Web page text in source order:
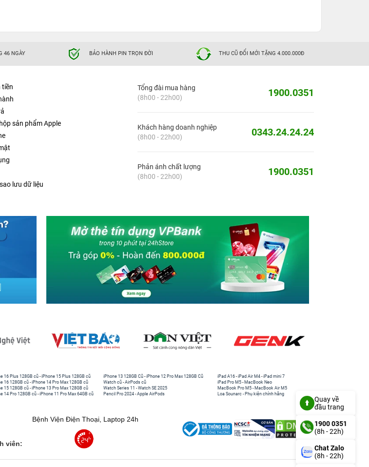
46 NGÀY BẢO HÀNH PIN TRỌN ĐỜI THU CŨ ĐỔI MỚI TẶNG 4.000.000Đ
tiền
sản phẩm Apple
lưu dữ liệu
Tổng đài mua hàng
(8h00 - 22h00)
1900.0351
Khách hàng doanh nghiệp
(8h00 - 22h00)
0343.24.24.24
Phản ánh chất lượng
(8h00 - 22h00)
1900.0351
16 Plus 128GB cũ-iPhone 15 Plus 128GB cũ
16 128GB cũ-iPhone 14 Pro Max 128GB cũ
15 128GB cũ-iPhone 13 Pro Max 128GB cũ
14 Pro 128GB cũ-iPhone 11 Pro Max 64GB cũ
iPhone 13 128GB Cũ -iPhone 12 Pro Max 128GB Cũ
Watch cũ -AirPods cũ
Watch Series 11 -Watch SE 2025
Pencil Pro 2024 -Apple AirPods
iPad A16 -iPad Air M4 -iPad mini 7
iPad Pro M5 - MacBook Neo
MacBook Pro M5 - MacBook Air M5
Loa Sounarc - Phụ kiện chính hãng
viên:
Bệnh Viện Điện Thoại, Laptop 24h
Quay về
đầu trang
1900 0351
(8h - 22h)
Chat Zalo
(8h - 22h)